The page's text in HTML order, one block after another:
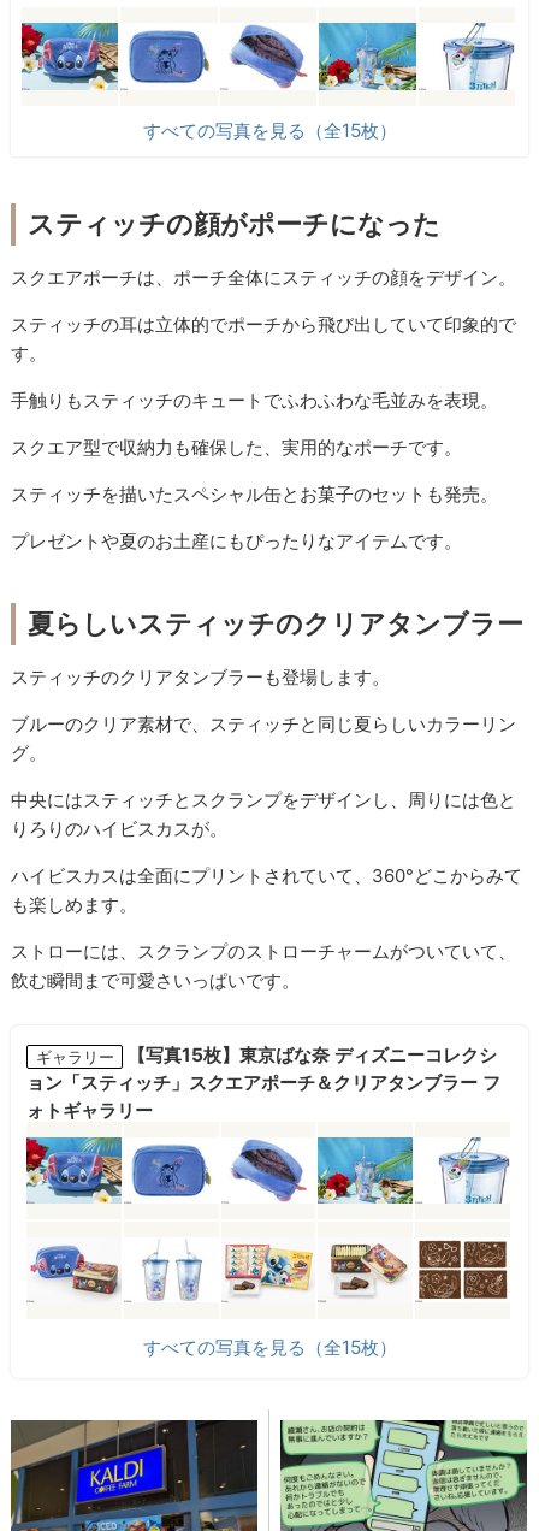
すべての写真を見る（全15枚）
スティッチの顔がポーチになった
スクエアポーチは、ポーチ全体にスティッチの顔をデザイン。
スティッチの耳は立体的でポーチから飛び出していて印象的で
す。
手触りもスティッチのキュートでふわふわな毛並みを表現。
スクエア型で収納力も確保した、実用的なポーチです。
スティッチを描いたスペシャル缶とお菓子のセットも発売。
プレゼントや夏のお土産にもぴったりなアイテムです。
夏らしいスティッチのクリアタンブラー
スティッチのクリアタンブラーも登場します。
ブルーのクリア素材で、スティッチと同じ夏らしいカラーリン
グ。
中央にはスティッチとスクランプをデザインし、周りには色と
りろりのハイビスカスが。
ハイビスカスは全面にプリントされていて、360°どこからみて
も楽しめます。
ストローには、スクランプのストローチャームがついていて、
飲む瞬間まで可愛さいっぱいです。
ギャラリー
【写真15枚】東京ばな奈 ディズニーコレクシ
ョン「スティッチ」スクエアポーチ＆クリアタンブラー フ
ォトギャラリー
すべての写真を見る（全15枚）